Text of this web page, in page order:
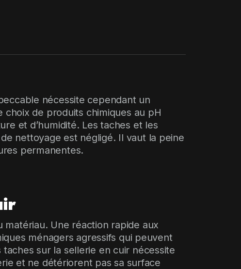
nécessite cependant un
de produits chimiques au pH
et d’humidité. Les taches et les
nettoyage est négligé. Il vaut la peine
permanentes.
Une réaction rapide aux
ménagers agressifs qui peuvent
sur la sellerie en cuir nécessite
et ne détériorent pas sa surface